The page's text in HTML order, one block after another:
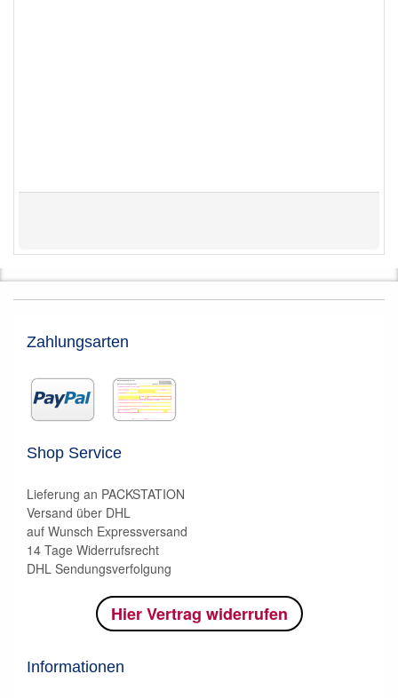
Zahlungsarten
Shop Service
Lieferung an PACKSTATION
Versand über DHL
auf Wunsch Expressversand
14 Tage Widerrufsrecht
DHL Sendungsverfolgung
Hier Vertrag widerrufen
Informationen